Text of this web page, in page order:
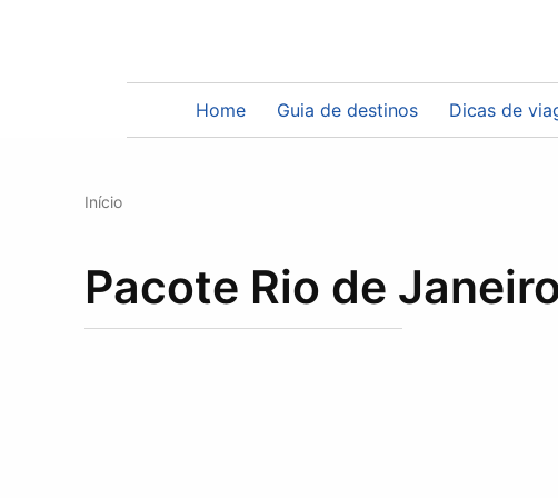
Home Guia de destinos Dicas de
Pacote Rio de
Início
Pacote Rio de